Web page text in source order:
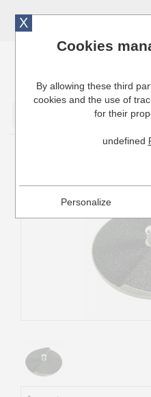
Cuisinresto: Ustensiles
X
Cookies
By allowing these third
cookies and the use of
for their
undefined
Personalize